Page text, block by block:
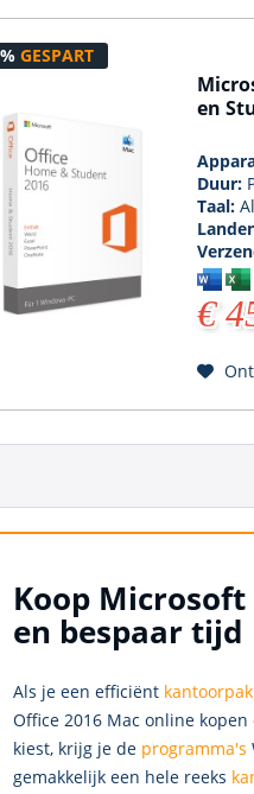
GESPART
en
Duur:
Taal:
€
Koop
en bespaar tijd
Als je een efficiënt
Office 2016 Mac online
kiest, krijg je de programma's
gemakkelijk een hele reeks